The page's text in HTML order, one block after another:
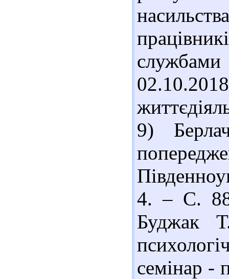
9)
4. – С.
Буджак
семінар -